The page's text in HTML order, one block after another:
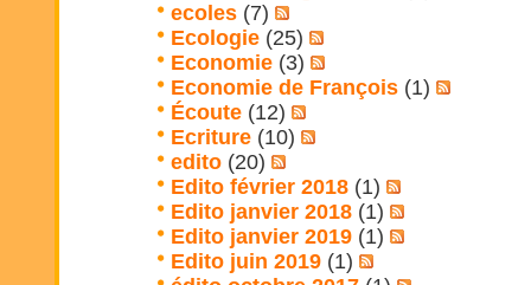
ecoles (7)
Ecologie (25)
Economie (3)
Economie de François (1)
Écoute (12)
Ecriture (10)
edito (20)
Edito février 2018 (1)
Edito janvier 2018 (1)
Edito janvier 2019 (1)
Edito juin 2019 (1)